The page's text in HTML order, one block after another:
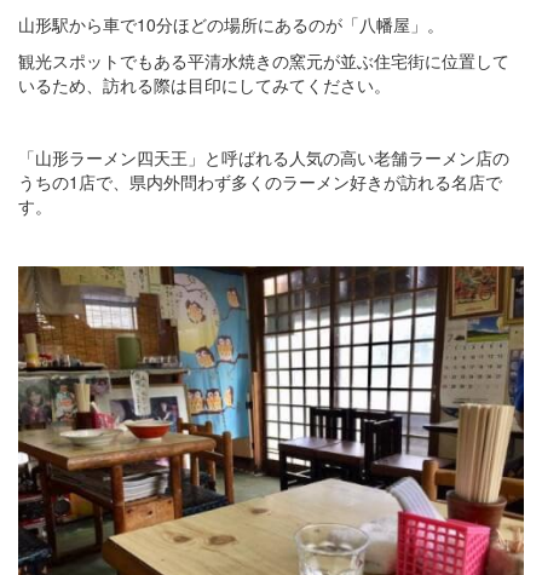
山形駅から車で10分ほどの場所にあるのが「八幡屋」。
観光スポットでもある平清水焼きの窯元が並ぶ住宅街に位置して
いるため、訪れる際は目印にしてみてください。
「山形ラーメン四天王」と呼ばれる人気の高い老舗ラーメン店の
うちの1店で、県内外問わず多くのラーメン好きが訪れる名店で
す。